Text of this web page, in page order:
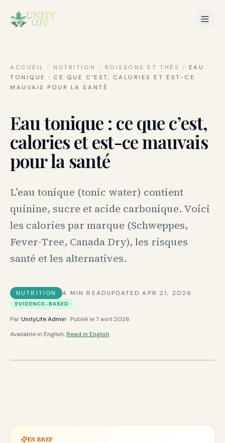
ACCUEIL / NUTRITION / BOISSONS ET THÉS /
EAU
TONIQUE : CE QUE C’EST, CALORIES ET EST-CE
MAUVAIS POUR LA SANTÉ
Eau tonique : ce que c’est,
calories et est-ce mauvais
pour la santé
L’eau tonique (tonic water) contient
quinine, sucre et acide carbonique. Voici
les calories par marque (Schweppes,
Fever-Tree, Canada Dry), les risques
santé et les alternatives.
NUTRITION 4 MIN READUPDATED APR 21, 2026
EVIDENCE-BASED
ParUnityLife Admin · Publié le7 avril 2026
Available in English: Read in English
EN BREF